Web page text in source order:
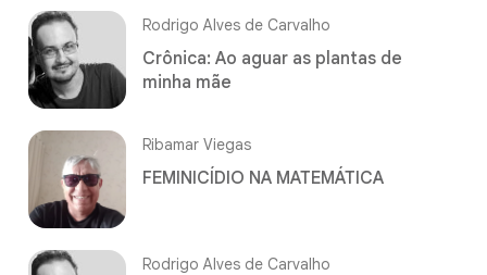
Rodrigo Alves de Carvalho
Crônica: Ao aguar as plantas de
minha mãe
Ribamar Viegas
FEMINICÍDIO NA MATEMÁTICA
Rodrigo Alves de Carvalho